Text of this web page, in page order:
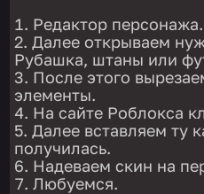
Редактор персонажа.
Далее открываем
Рубашка, штаны или
После этого
элементы.
На сайте Роблокса
Далее вставляем ту
получилась.
Надеваем скин на
Любуемся.